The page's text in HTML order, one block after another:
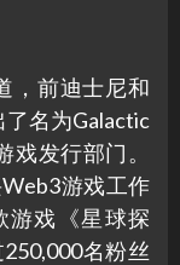
，前迪士尼和
名为Galactic
戏发行部门。
游戏工作
游戏《星球探
名粉丝